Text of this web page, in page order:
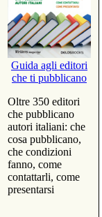
Guida agli editori
che ti pubblicano
Oltre 350 editori
che pubblicano
autori italiani: che
cosa pubblicano,
che condizioni
fanno, come
contattarli, come
presentarsi